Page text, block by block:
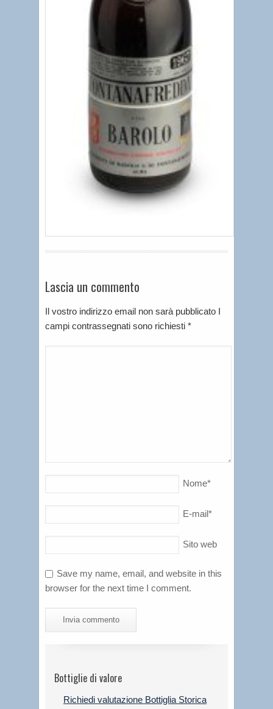
Lascia un commento
Il vostro indirizzo email non sarà pubblicato I
campi contrassegnati sono richiesti *
Nome*
E-mail*
Sito web
Save my name, email, and website in this
browser for the next time I comment.
Bottiglie di valore
Richiedi valutazione Bottiglia Storica